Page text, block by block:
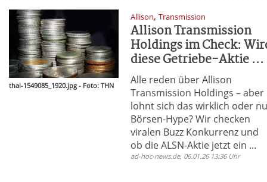
thai-1549085_1920.jpg - Foto: THN
Allison,Transmission
Allison Transmission
Holdings im Check:
diese Getriebe-Aktie ...
Alle reden über Allison
Transmission Holdings – aber
lohnt sich das wirklich oder
Börsen-Hype? Wir checken
viralen Buzz Konkurrenz und
ob die ALSN-Aktie jetzt ein ...
ad-hoc-news.de, 06.01.26 13:36 Uhr